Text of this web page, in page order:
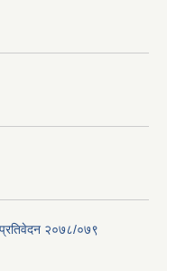
प्रतिवेदन २०७८/०७९